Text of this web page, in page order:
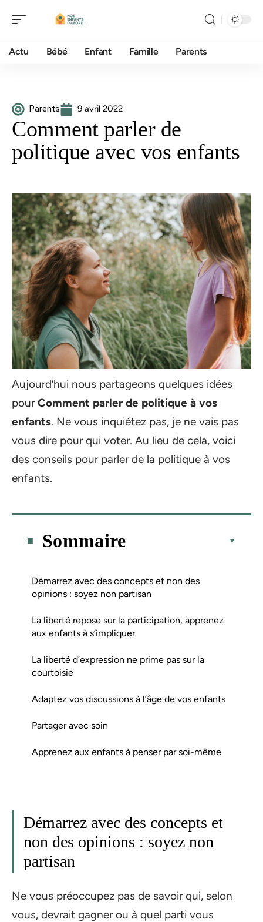
Actu Bébé Enfant Famille Parents
Parents 9 avril 2022
Comment parler de
politique avec vos enfants
Aujourd’hui nous partageons quelques idées
pourComment parler de politique à vos
enfants. Ne vous inquiétez pas, je ne vais pas
vous dire pour qui voter. Au lieu de cela, voici
des conseils pour parler de la politique à vos
enfants.
Sommaire
Démarrez avec des concepts et non des
opinions : soyez non partisan
La liberté repose sur la participation, apprenez
aux enfants à s’impliquer
La liberté d’expression ne prime pas sur la
courtoisie
Adaptez vos discussions à l’âge de vos enfants
Partager avec soin
Apprenez aux enfants à penser par soi-même
Démarrez avec des concepts et
non des opinions : soyez non
partisan
Ne vous préoccupez pas de savoir qui, selon
vous, devrait gagner ou à quel parti vous